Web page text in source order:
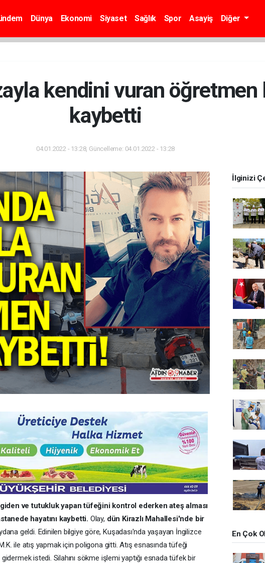
Dünya Ekonomi Siyaset Sağlık Spor Asayiş Diğer
kendini vuran öğretmen
kaybetti
04.01.2022 - 13:28, Güncelleme: 04.01.2022 - 13:28
ve tutukluk yapan tüfeğini kontrol ederken ateş alması
hayatını kaybetti. Olay, dün Kirazlı Mahallesi'nde bir
geldi. Edinilen bilgiye göre, Kuşadası'nda yaşayan İngilizce
ile atış yapmak için poligona gitti. Atış esnasında tüfeği
istedi. Silahını sökme işlemi yaptığı esnada tüfek bir
İlginizi
En Çok